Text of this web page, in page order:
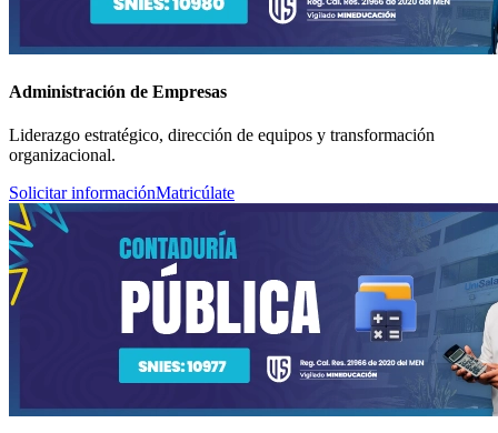
Administración de Empresas
Liderazgo estratégico, dirección de equipos y transformación
organizacional.
Solicitar informaciónMatricúlate